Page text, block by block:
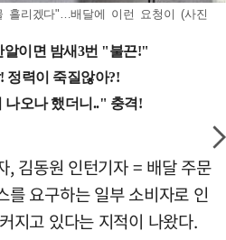
흘리겠다"…배달에 이런 요청이 (사진
, 김동원 인턴기자 = 배달 주문
를 요구하는 일부 소비자로 인
지고 있다는 지적이 나왔다.